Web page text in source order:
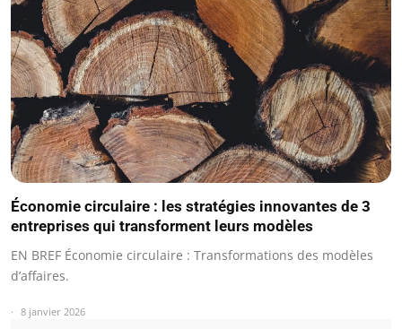
Économie circulaire : les stratégies innovantes de 3
entreprises qui transforment leurs modèles
EN BREF Économie circulaire : Transformations des modèles
d’affaires.
8 janvier 2026